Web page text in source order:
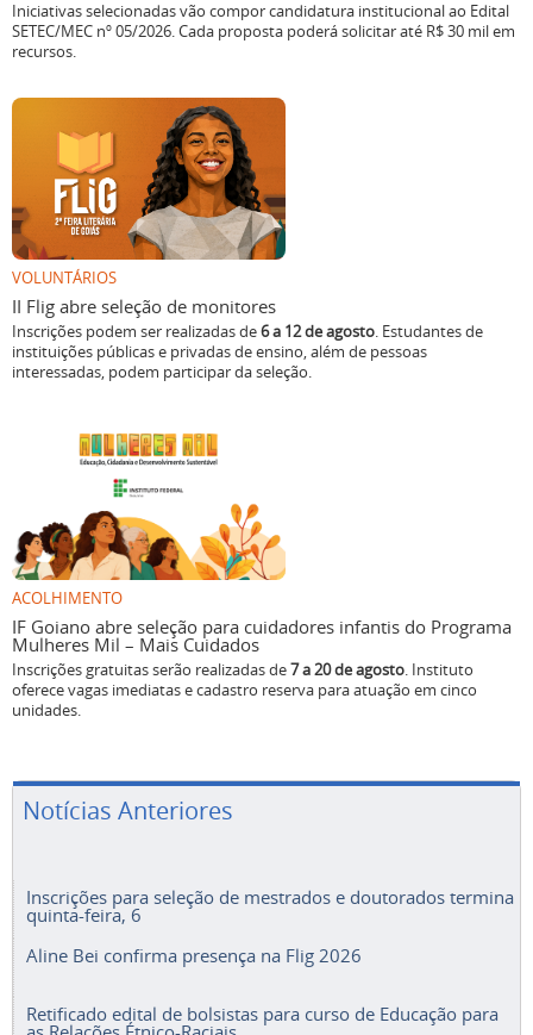
Iniciativas selecionadas vão compor candidatura institucional ao Edital
SETEC/MEC nº 05/2026. Cada proposta poderá solicitar até R$ 30 mil em
recursos.
VOLUNTÁRIOS
II Flig abre seleção de monitores
Inscrições podem ser realizadas de6 a 12 de agosto. Estudantes de
instituições públicas e privadas de ensino, além de pessoas
interessadas, podem participar da seleção.
ACOLHIMENTO
IF Goiano abre seleção para cuidadores infantis do Programa
Mulheres Mil – Mais Cuidados
Inscrições gratuitas serão realizadas de7 a 20 de agosto. Instituto
oferece vagas imediatas e cadastro reserva para atuação em cinco
unidades.
Notícias Anteriores
Inscrições para seleção de mestrados e doutorados termina
quinta-feira, 6
Aline Bei confirma presença na Flig 2026
Retificado edital de bolsistas para curso de Educação para